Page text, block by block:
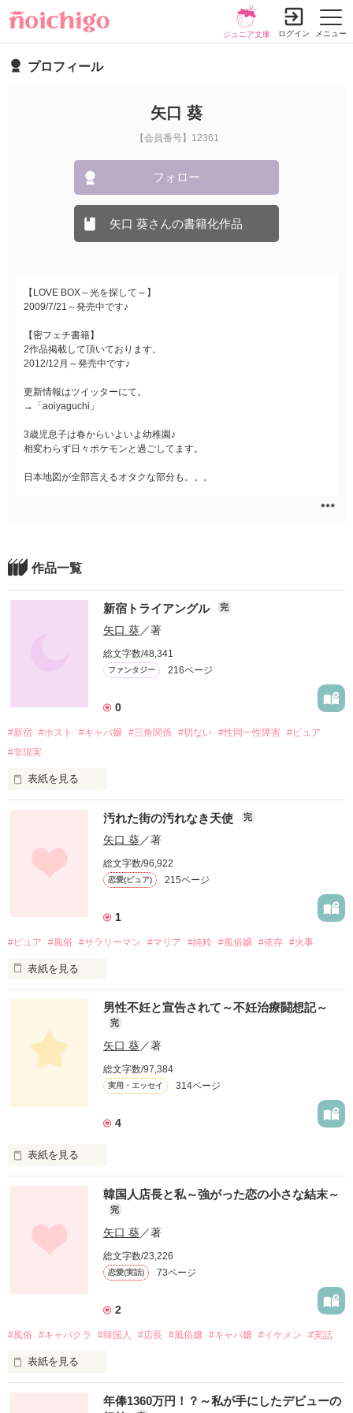
メニュー
ジュニア文庫 ログイン
プロフィール
矢口 葵
【会員番号】12361
フォロー
矢口 葵さんの書籍化作品
【LOVE BOX～光を探して～】
2009/7/21～発売中です♪
【密フェチ書籍】
2作品掲載して頂いております。
2012/12月～発売中です♪
更新情報はツイッターにて。
→「aoiyaguchi」
3歳児息子は春からいよいよ幼稚園♪
相変わらず日々ポケモンと過ごしてます。
日本地図が全部言えるオタクな部分も。。。
作品一覧
新宿トライアングル 完
矢口 葵／著
総文字数/48,341
ファンタジー 216ページ
0
#新宿 #ホスト #キャバ嬢 #三角関係 #切ない #性同一性障害 #ピュア
#非現実
表紙を見る
台風の接近を知らせるテレビ
ザーザーと降りしきる雨
暴風で飛ばされて来る穴の開いたバケツ
光り輝くネオン
値踏みするように
ギラついた視線を交わしあう男達
……ここは新宿2丁目
2008.7.4完結♪
汚れた街の汚れなき天使 完
矢口 葵／著
総文字数/96,922
恋愛(ピュア) 215ページ
1
#ピュア #風俗 #サラリーマン #マリア #純粋 #風俗嬢 #依存 #火事
表紙を見る
「おいっ海人！
こっちだぜ？？」
マジで行くんすか！？」
「彼女がおる訳じゃなし
別にええやろ？」
ってそういう問題じゃ！？
波多野海人！
男性不妊と宣告されて～不妊治療闘想記～
完
矢口 葵／著
総文字数/97,384
実用・エッセイ 314ページ
4
表紙を見る
不幸は訪れない！
なんて勝手に信じてた
人並みでいい
家族を持てるって信じてた
韓国人店長と私～強がった恋の小さな結末～
完
矢口 葵／著
総文字数/23,226
恋愛(実話) 73ページ
2
#風俗 #キャバクラ #韓国人 #店長 #風俗嬢 #キャバ嬢 #イケメン #実話
表紙を見る
年俸1360万円！？～私が手にしたデビューの